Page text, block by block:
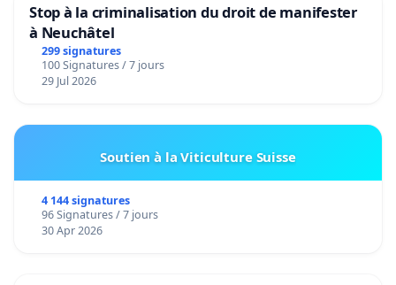
Stop à la criminalisation du droit de manifester
à Neuchâtel
299 signatures
100 Signatures / 7 jours
29 Jul 2026
Soutien à la Viticulture Suisse
4 144 signatures
96 Signatures / 7 jours
30 Apr 2026